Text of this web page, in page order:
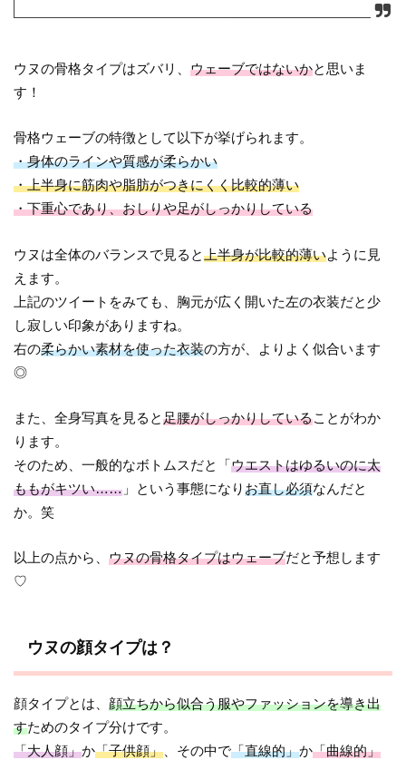
ウヌの骨格タイプはズバリ、ウェーブではないかと思いま
す！
骨格ウェーブの特徴として以下が挙げられます。
・身体のラインや質感が柔らかい
・上半身に筋肉や脂肪がつきにくく比較的薄い
・下重心であり、おしりや足がしっかりしている
ウヌは全体のバランスで見ると上半身が比較的薄いように見
えます。
上記のツイートをみても、胸元が広く開いた左の衣装だと少
し寂しい印象がありますね。
右の柔らかい素材を使った衣装の方が、よりよく似合います
◎
また、全身写真を見ると足腰がしっかりしていることがわか
ります。
そのため、一般的なボトムスだと「ウエストはゆるいのに太
ももがキツい…… 」という事態になりお直し必須なんだと
か。笑
以上の点から、ウヌの骨格タイプはウェーブだと予想します
♡
ウヌの顔タイプは？
顔タイプとは、顔立ちから似合う服やファッションを導き出
すためのタイプ分けです。
「大人顔」か「子供顔」 、その中で「直線的」か「曲線的」